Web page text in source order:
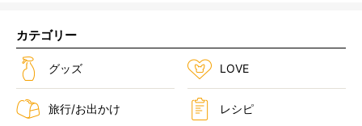
カテゴリー
グッズ LOVE
旅行/お出かけ レシピ